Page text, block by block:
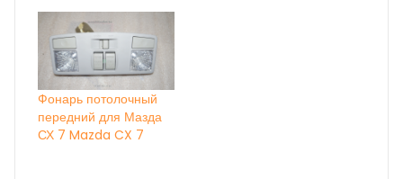
Фонарь потолочный
передний для Мазда
СХ 7 Mazda CX 7